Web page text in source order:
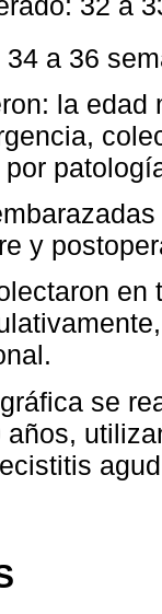
a 36
la
y
se